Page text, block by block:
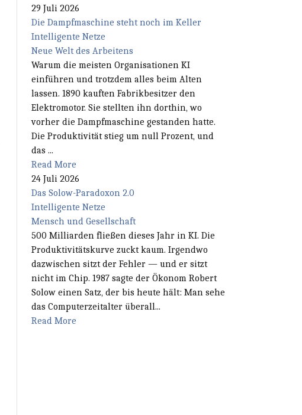
29 Juli 2026
Die Dampfmaschine steht noch im Keller
Intelligente Netze
Neue Welt des Arbeitens
Warum die meisten Organisationen KI
einführen und trotzdem alles beim Alten
lassen. 1890 kauften Fabrikbesitzer den
Elektromotor. Sie stellten ihn dorthin, wo
vorher die Dampfmaschine gestanden hatte.
Die Produktivität stieg um null Prozent, und
das ...
Read More
24 Juli 2026
Das Solow-Paradoxon 2.0
Intelligente Netze
Mensch und Gesellschaft
500 Milliarden fließen dieses Jahr in KI. Die
Produktivitätskurve zuckt kaum. Irgendwo
dazwischen sitzt der Fehler — und er sitzt
nicht im Chip. 1987 sagte der Ökonom Robert
Solow einen Satz, der bis heute hält: Man sehe
das Computerzeitalter überall...
Read More